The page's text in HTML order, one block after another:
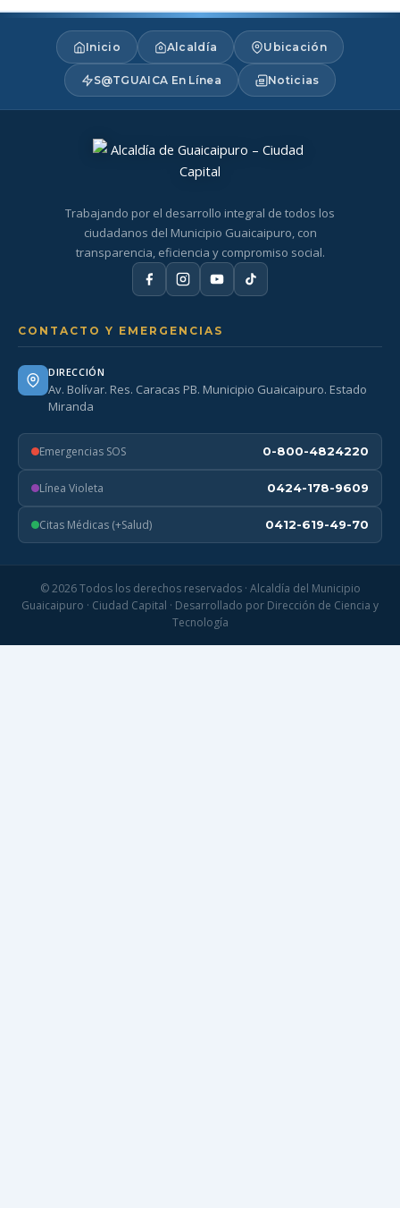
Inicio Alcaldía Ubicación
S@TGUAICA En Línea Noticias
Trabajando por el desarrollo integral de todos los
ciudadanos del Municipio Guaicaipuro, con
transparencia, eficiencia y compromiso social.
CONTACTO Y EMERGENCIAS
DIRECCIÓN
Av. Bolívar. Res. Caracas PB. Municipio Guaicaipuro. Estado
Miranda
Emergencias SOS 0-800-4824220
Línea Violeta 0424-178-9609
Citas Médicas (+Salud) 0412-619-49-70
© 2026 Todos los derechos reservados · Alcaldía del Municipio
Guaicaipuro · Ciudad Capital · Desarrollado por Dirección de Ciencia y
Tecnología